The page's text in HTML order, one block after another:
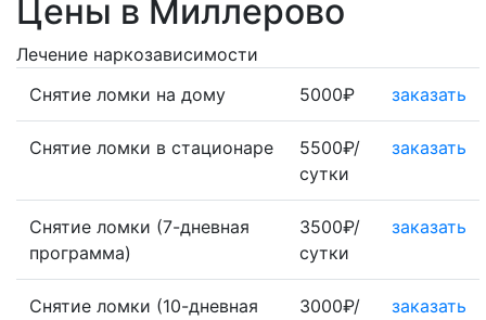
Цены в Миллерово
Лечение наркозависимости
Снятие ломки на дому
5000₽ заказать
Снятие ломки в стационаре
5500₽/
сутки
заказать
Снятие ломки (7-дневная
программа)
3500₽/
сутки
заказать
Снятие ломки (10-дневная
3000₽/
заказать